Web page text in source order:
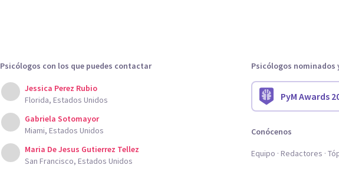
Psicólogos con los que puedes contactar
Jessica Perez Rubio
Florida, Estados Unidos
Gabriela Sotomayor
Miami, Estados Unidos
Maria De Jesus Gutierrez Tellez
San Francisco, Estados Unidos
Psicólogos nominados
PyM Awards
Conócenos
Equipo Redactores